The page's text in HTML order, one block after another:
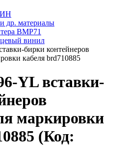
др. материалы
BMP71
винил
бирки контейнеров
кабеля brd710885
YL вставки-
маркировки
(Код: